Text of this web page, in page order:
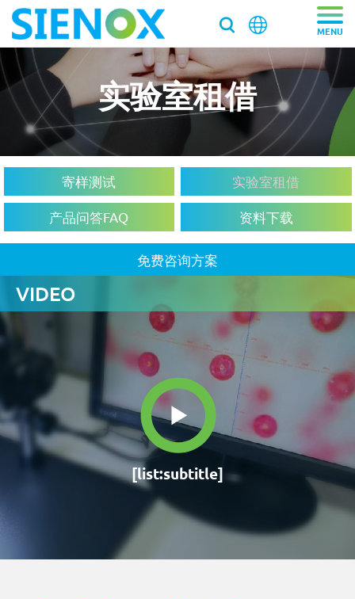
关于我们
关于我们
加入施诺斯
客户推荐信
我们新鲜事
国际品牌三轴点胶机选择施诺斯配套
白色膏体材料脱泡实验
离心脱泡机的工作原理及作用
产品中心
产品中心
离心脱泡机
离心脱泡机SIE-VH350（针筒/搅拌罐脱泡）
工业大容量离心脱泡机SIE-VH960
实验室/科研机构小型静音离心除泡设备 SIE-C012
脱泡搅拌机
真空脱泡搅拌机SIE‑MIX1000plus
行星式脱泡机SIE‑MIX60 公转自转真空脱泡搅拌机
大容量真空脱泡搅拌机SIE‑MIX2000
MORE+
实验均质机
高速乳化均质机 实验室高速搅拌分散机
实验室均质机 SIE‑MIX60 非介入式材料均质机
多工位球磨混料机 实验室球磨机
MORE+
加压/真空脱泡机
真空脱泡机SIE-ZK300,适用于大多数胶水、油墨
高压脱泡机 SIE-RX10-1200 触摸屏消泡机
双行星搅拌机 + 挤料机 SIE‑ME20L 锂电池浆料搅拌
机
行星搅拌机 SIE-ME050 锂电池浆料搅拌脱泡机
电池浆料匀浆机 SIE‑GX500 高速搅拌分散机
相关配套辅品
全自动点胶机 精密点胶机设备
多工位球磨机 实验室精细研磨机
施诺斯小型定量分装机 多功能分装机 SIE-401
解决方案
解决方案
粉末材料
胶水材料
医药凝胶材料搅拌脱泡解决方案
消费电子
银浆材料
胶水材料
高粘度胶水脱泡解决方案
MORE+
胶粘剂行业
高粘度胶水搅拌脱泡的绝佳解决方案
工业大学涂膜材料脱泡解决方案
半导体/封装行业
液体材料
LED原材
新能源行业
电池浆料
银浆材料
其他应用
服务支持
寄样测试
寄送样品进行工艺实验
实验室租借
专业实验室租借服务
流体实验室时租服务
产品问答FAQ
脱泡机的作用是什么？
售后服务怎么样？
为什么要选择施诺斯？
资料下载
新闻资讯
新闻资讯
揭秘真空脱泡机如何进行胶水脱泡
施诺斯陪我做了3年的实验
两种比重相差较大的浆料搅拌
脱泡机新闻
离心脱泡机：实验室与工厂的高效利器
行星式脱泡机的广泛应用领域
如何将胶水中的气泡除掉
联系我们
020-87548184
联系我们
保持联系
我们在哪
广州市黄埔区骏功路22号B栋4楼
实验室租借
寄样测试 实验室租借
产品问答FAQ 资料下载
免费咨询方案
VIDEO
[list:subtitle]